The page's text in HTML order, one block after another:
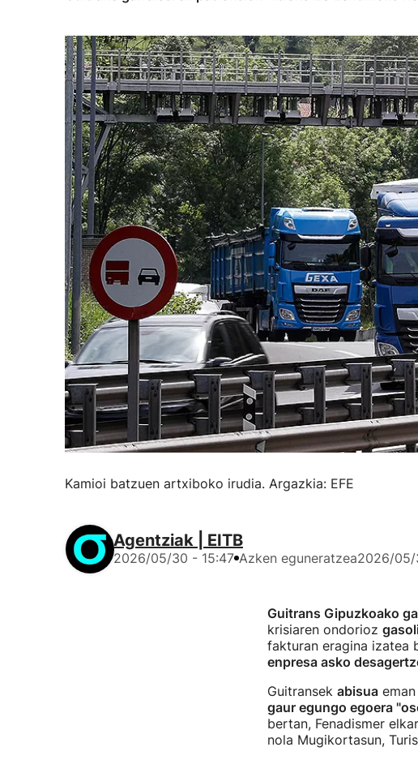
Kamioi batzuen artxiboko irudia. Argazkia: EFE
Agentziak | EITB
2026/05/30 - 15:47 Azken eguneratzea2026/05/
Guitrans Gipuzkoako
krisiaren ondorioz
fakturan eragina izatea
enpresa asko
Guitransek abisuaeman
gaur egungo egoera
bertan, Fenadismer
nola Mugikortasun,